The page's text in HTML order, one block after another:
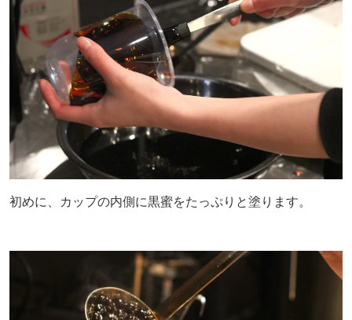
初めに、カップの内側に黒蜜をたっぷりと塗ります。